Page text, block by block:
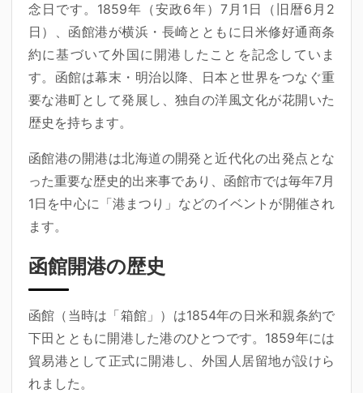
念日です。1859年（安政6年）7月1日（旧暦6月2
日）、函館港が横浜・長崎とともに日米修好通商条
約に基づいて外国に開港したことを記念していま
す。函館は幕末・明治以降、日本と世界をつなぐ重
要な港町として発展し、独自の洋風文化が花開いた
歴史を持ちます。
函館港の開港は北海道の開発と近代化の出発点とな
った重要な歴史的出来事であり、函館市では毎年7月
1日を中心に「港まつり」などのイベントが開催され
ます。
函館開港の歴史
函館（当時は「箱館」）は1854年の日米和親条約で
下田とともに開港した港のひとつです。1859年には
貿易港として正式に開港し、外国人居留地が設けら
れました。